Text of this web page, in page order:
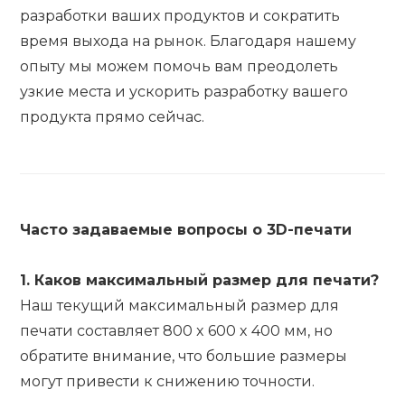
разработки ваших продуктов и сократить
время выхода на рынок. Благодаря нашему
опыту мы можем помочь вам преодолеть
узкие места и ускорить разработку вашего
продукта прямо сейчас.
Часто задаваемые вопросы о 3D-печати
1. Каков максимальный размер для печати?
Наш текущий максимальный размер для
печати составляет 800 x 600 x 400 мм, но
обратите внимание, что большие размеры
могут привести к снижению точности.